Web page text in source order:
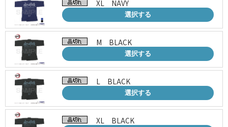
XL NAVY
選択する
M BLACK
選択する
L BLACK
選択する
XL BLACK